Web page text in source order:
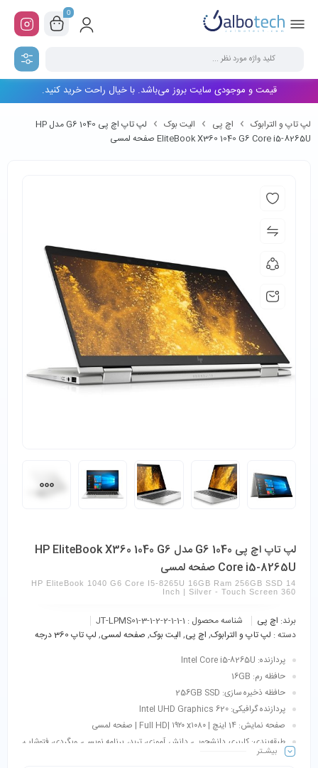
0
قیمت و موجودی سایت بروز می‌باشد. با خیال راحت خرید کنید.
لپ تاپ و الترابوک اچ پی الیت بوک
لپ تاپ اچ پی 1040 G6 مدل HP
EliteBook X360 1040 G6 Core i5-8265U صفحه لمسی
لپ تاپ اچ پی 1040 G6 مدل HP EliteBook X360 1040 G6
Core i5-8265U صفحه لمسی
HP EliteBook 1040 G6 Core I5-8265U 16GB Ram 256GB SSD 14
Inch | Silver - Touch Screen 360
برند: اچ پی شناسه محصول : JT-LPMS01-3-1-2-2-1-1-1
دسته : لپ تاپ و الترابوک, اچ پی, الیت بوک, صفحه لمسی, لپ تاپ 360 درجه
پردازنده: Intel Core i5-8265U
حافظه رم: 16GB
حافظه ذخیره سازی: 256GB SSD
پردازنده گرافیکی: Intel UHD Graphics 620
صفحه نمایش: 14 اینچ | Full HD| ۱۹۲۰ x۱۰۸۰ | صفحه لمسی
طبقه‌بندی: کاربری دانشجویی، دانش آموزی، ترید، برنامه نویسی، وبگردی، فتوشاپ،
حسابداری و…
بیشـتر